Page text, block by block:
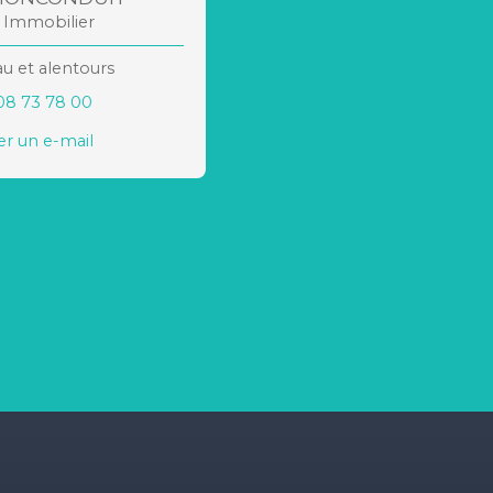
Immobilier
et alentours
73 78 00
un e-mail